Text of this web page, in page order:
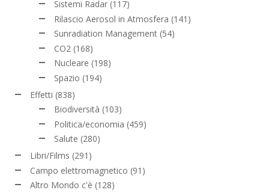
Sistemi Radar (117)
Rilascio Aerosol in Atmosfera (141)
Sunradiation Management (54)
CO2 (168)
Nucleare (198)
Spazio (194)
Effetti (838)
Biodiversità (103)
Politica/economia (459)
Salute (280)
Libri/Films (291)
Campo elettromagnetico (91)
Altro Mondo c'è (128)